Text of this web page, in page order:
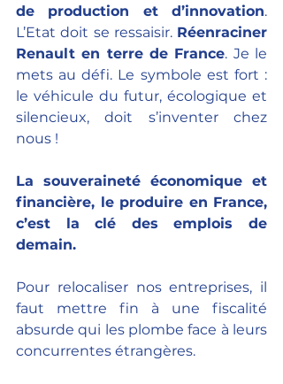
de production et d’innovation.
L’Etat doit se ressaisir. Réenraciner
Renault en terre de France. Je le
mets au défi. Le symbole est fort :
le véhicule du futur, écologique et
silencieux, doit s’inventer chez
nous !
La souveraineté économique et
financière, le produire en France,
c’est la clé des emplois de
demain.
Pour relocaliser nos entreprises, il
faut mettre fin à une fiscalité
absurde qui les plombe face à leurs
concurrentes étrangères.